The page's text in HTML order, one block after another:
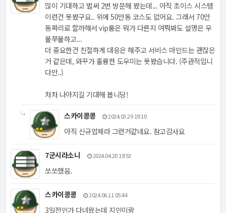
많이 기대하고 벌써 2번 방문해 봤는데... 아직 초이스 시스템
이런건 못봤구요.. 위에 50만동 코스도 없어요. 그래서 70만
동짜리로 할까해서 vip룸은 뭐가 다른지 여쭤봐도 설명은 우
물쭈물하고...
더 중요한건 친절하게 대응은 해주고 서비스 마인드는 괜찮은
거 같은데, 와꾸가 훌륭한 도우미는 못봤습니다. (주관적입니
다만..)
차차 나아지길 기대해 봅니당!
스카이콩콩 2024.03.29 19:10
아직 신규업체라 그런거같네요. 참고감사요
7군시라소니 2024.04.20 19:53
쏘쏘했음.
스카이콩콩 2024.06.11 05:44
3일전인가 다녀왔는데 지인이랑